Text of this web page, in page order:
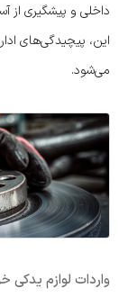
داخلی و پیشگیری
این، پیچیدگی‌های
می‌شود.
واردات لوازم یدکی